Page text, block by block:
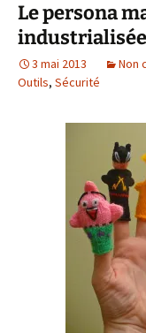
Le persona
industrialisée
3 mai 2013 Non
Outils, Sécurité